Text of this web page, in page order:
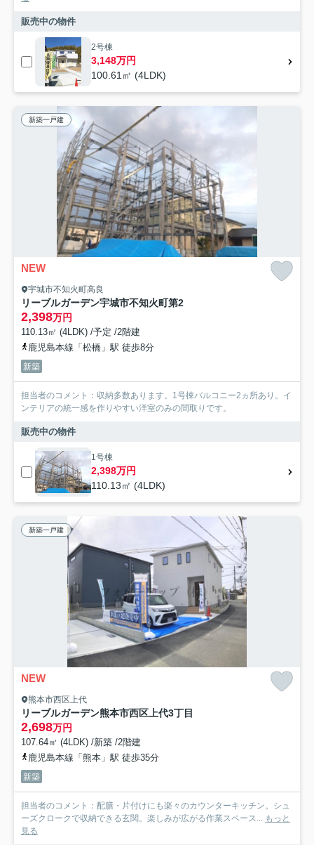
販売中の物件
2号棟
3,148万円
100.61㎡ (4LDK)
新築一戸建
NEW
宇城市不知火町高良
リーブルガーデン宇城市不知火町第2
2,398万円
110.13㎡ (4LDK) /予定 /2階建
鹿児島本線「松橋」駅 徒歩8分
新築
担当者のコメント：収納多数あります。1号棟バルコニー2ヵ所あり。イ
ンテリアの統一感を作りやすい洋室のみの間取りです。
販売中の物件
1号棟
2,398万円
110.13㎡ (4LDK)
新築一戸建
NEW
熊本市西区上代
リーブルガーデン熊本市西区上代3丁目
2,698万円
107.64㎡ (4LDK) /新築 /2階建
鹿児島本線「熊本」駅 徒歩35分
新築
担当者のコメント：配膳・片付けにも楽々のカウンターキッチン。シュ
ーズクロークで収納できる玄関。楽しみが広がる作業スペース... もっと
見る